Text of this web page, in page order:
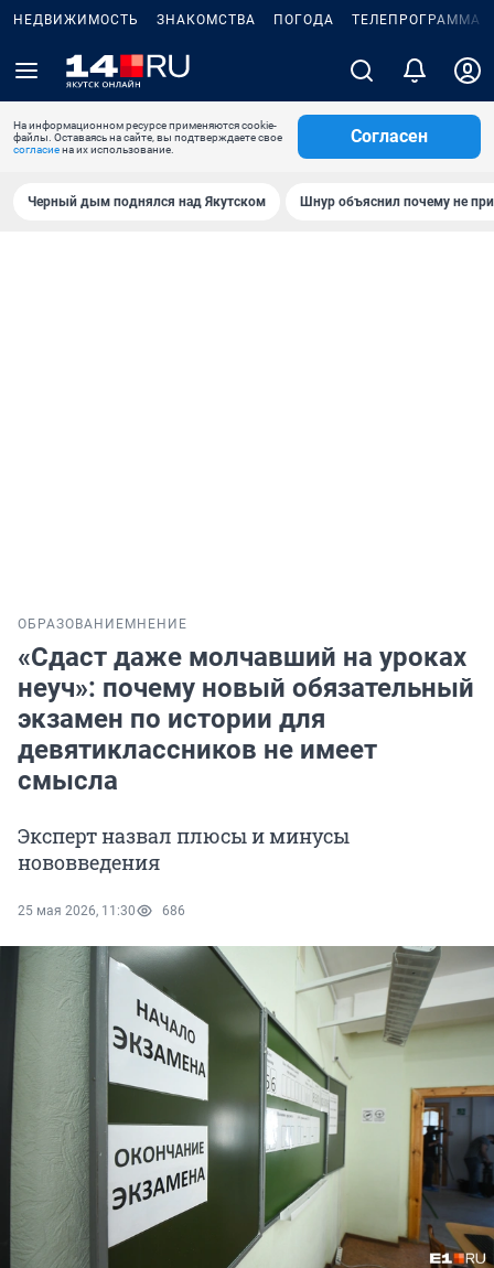
НЕДВИЖИМОСТЬ ЗНАКОМСТВА ПОГОДА ТЕЛЕПРОГРАММА
На информационном ресурсе применяются cookie-
файлы. Оставаясь на сайте, вы подтверждаете свое
согласиена их использование.
Согласен
Черный дым поднялся над Якутском Шнур объяснил почему не
ОБРАЗОВАНИЕ МНЕНИЕ
«Сдаст даже молчавший на уроках
неуч»: почему новый обязательный
экзамен по истории для
девятиклассников не имеет
смысла
Эксперт назвал плюсы и минусы
нововведения
25 мая 2026, 11:30 686